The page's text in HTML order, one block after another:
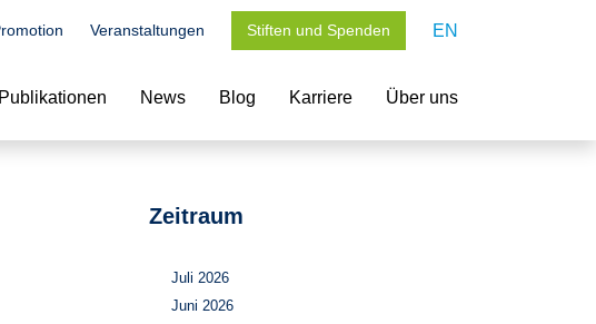
Veranstaltungen Stiften und Spenden EN
Publikationen News Blog Karriere Über uns
Zeitraum
Juli 2026
Juni 2026